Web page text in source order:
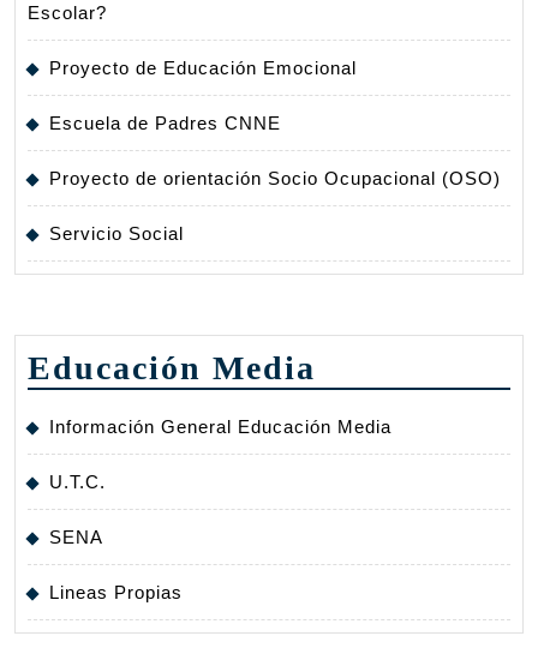
Escolar?
Proyecto de Educación Emocional
Escuela de Padres CNNE
Proyecto de orientación Socio Ocupacional (OSO)
Servicio Social
Educación Media
Información General Educación Media
U.T.C.
SENA
Lineas Propias